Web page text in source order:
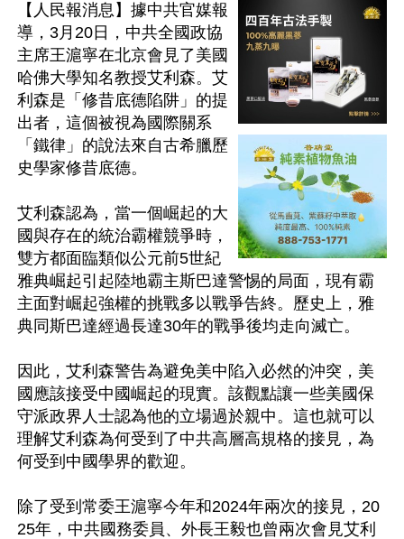
【人民報消息】據中共官媒報
導，3月20日，中共全國政協
主席王滬寧在北京會見了美國
哈佛大學知名教授艾利森。艾
利森是「修昔底德陷阱」的提
出者，這個被視為國際關系
「鐵律」的說法來自古希臘歷
史學家修昔底德。
艾利森認為，當一個崛起的大
國與存在的統治霸權競爭時，
雙方都面臨類似公元前5世紀
雅典崛起引起陸地霸主斯巴達警惕的局面，現有霸
主面對崛起強權的挑戰多以戰爭告終。歷史上，雅
典同斯巴達經過長達30年的戰爭後均走向滅亡。
因此，艾利森警告為避免美中陷入必然的沖突，美
國應該接受中國崛起的現實。該觀點讓一些美國保
守派政界人士認為他的立場過於親中。這也就可以
理解艾利森為何受到了中共高層高規格的接見，為
何受到中國學界的歡迎。
除了受到常委王滬寧今年和2024年兩次的接見，20
25年，中共國務委員、外長王毅也曾兩次會見艾利